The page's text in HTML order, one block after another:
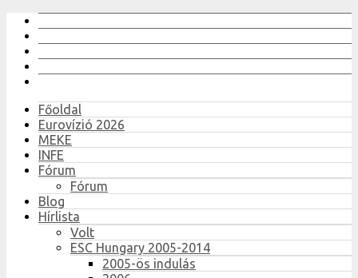
Főoldal
Eurovízió 2026
MEKE
INFE
Fórum
Fórum
Blog
Hírlista
Volt
ESC Hungary 2005-2014
2005-ös indulás